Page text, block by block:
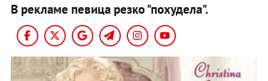
В рекламе певица резко "похудела".